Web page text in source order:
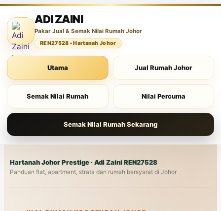
ADI ZAINI
Pakar Jual & Semak Nilai Rumah Johor
REN27528 • Hartanah Johor
Utama Jual Rumah Johor
Semak Nilai Rumah Nilai Percuma
Semak Nilai Rumah Sekarang
Hartanah JohorPrestige · Adi Zaini REN27528
Panduan flat, apartment, strata dan rumah bersyarat di Johor